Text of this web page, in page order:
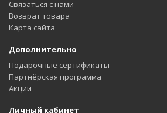
Связаться с нами
Возврат товара
Карта сайта
Дополнительно
Подарочные сертификаты
Партнёрская программа
Акции
Личный кабинет